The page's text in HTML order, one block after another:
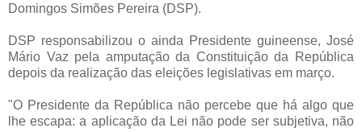
Domingos Simões Pereira (DSP).
DSP responsabilizou o ainda Presidente guineense, José
Mário Vaz pela amputação da Constituição da República
depois da realização das eleições legislativas em março.
"O Presidente da República não percebe que há algo que
lhe escapa: a aplicação da Lei não pode ser subjetiva, não